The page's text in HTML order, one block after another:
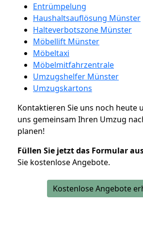
Entrümpelung
Haushaltsauflösung Münster
Halteverbotszone Münster
Möbellift Münster
Möbeltaxi
Möbelmitfahrzentrale
Umzugshelfer Münster
Umzugskartons
Kontaktieren Sie uns noch heute
uns gemeinsam Ihren Umzug
planen!
Füllen Sie jetzt das Formular
Sie kostenlose Angebote.
Kostenlose Angebote